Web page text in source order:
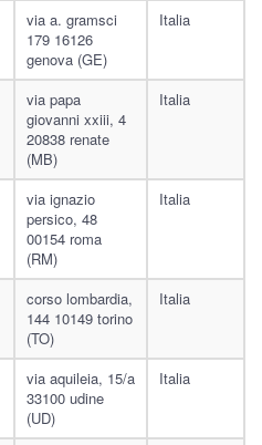
via a. gramsci
179 16126
genova (GE)
Italia
via papa
giovanni xxiii, 4
20838 renate
(MB)
Italia
via ignazio
persico, 48
00154 roma
(RM)
Italia
corso lombardia,
144 10149 torino
(TO)
Italia
via aquileia, 15/a
33100 udine
(UD)
Italia